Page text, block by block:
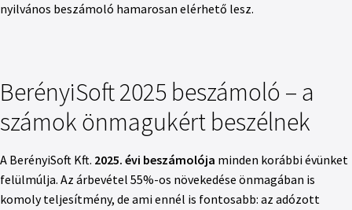
nyilvános beszámoló hamarosan elérhető lesz.
BerényiSoft 2025 beszámoló – a
számok önmagukért beszélnek
A BerényiSoft Kft. 2025. évi beszámolója minden korábbi évünket
felülmúlja. Az árbevétel 55%-os növekedése önmagában is
komoly teljesítmény, de ami ennél is fontosabb: az adózott